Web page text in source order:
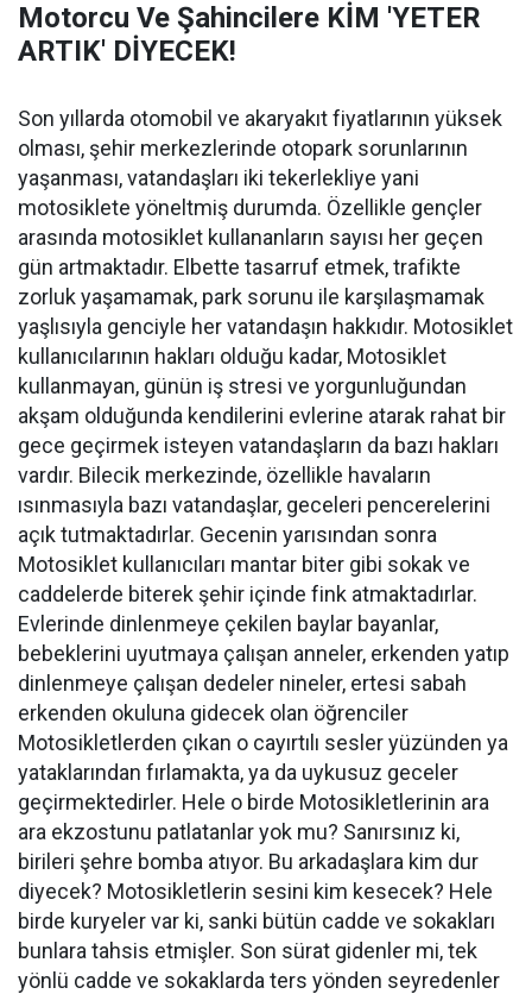
Motorcu Ve Şahincilere KİM 'YETER
ARTIK' DİYECEK!
Son yıllarda otomobil ve akaryakıt fiyatlarının yüksek
olması, şehir merkezlerinde otopark sorunlarının
yaşanması, vatandaşları iki tekerlekliye yani
motosiklete yöneltmiş durumda. Özellikle gençler
arasında motosiklet kullananların sayısı her geçen
gün artmaktadır. Elbette tasarruf etmek, trafikte
zorluk yaşamamak, park sorunu ile karşılaşmamak
yaşlısıyla genciyle her vatandaşın hakkıdır. Motosiklet
kullanıcılarının hakları olduğu kadar, Motosiklet
kullanmayan, günün iş stresi ve yorgunluğundan
akşam olduğunda kendilerini evlerine atarak rahat bir
gece geçirmek isteyen vatandaşların da bazı hakları
vardır. Bilecik merkezinde, özellikle havaların
ısınmasıyla bazı vatandaşlar, geceleri pencerelerini
açık tutmaktadırlar. Gecenin yarısından sonra
Motosiklet kullanıcıları mantar biter gibi sokak ve
caddelerde biterek şehir içinde fink atmaktadırlar.
Evlerinde dinlenmeye çekilen baylar bayanlar,
bebeklerini uyutmaya çalışan anneler, erkenden yatıp
dinlenmeye çalışan dedeler nineler, ertesi sabah
erkenden okuluna gidecek olan öğrenciler
Motosikletlerden çıkan o cayırtılı sesler yüzünden ya
yataklarından fırlamakta, ya da uykusuz geceler
geçirmektedirler. Hele o birde Motosikletlerinin ara
ara ekzostunu patlatanlar yok mu? Sanırsınız ki,
birileri şehre bomba atıyor. Bu arkadaşlara kim dur
diyecek? Motosikletlerin sesini kim kesecek? Hele
birde kuryeler var ki, sanki bütün cadde ve sokakları
bunlara tahsis etmişler. Son sürat gidenler mi, tek
yönlü cadde ve sokaklarda ters yönden seyredenler